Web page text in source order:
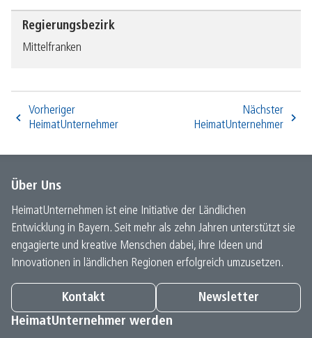
Regierungsbezirk
Mittelfranken
Vorheriger
HeimatUnternehmer
Nächster
HeimatUnternehmer
Über Uns
HeimatUnternehmen ist eine Initiative der Ländlichen
Entwicklung in Bayern. Seit mehr als zehn Jahren unterstützt sie
engagierte und kreative Menschen dabei, ihre Ideen und
Innovationen in ländlichen Regionen erfolgreich umzusetzen.
Kontakt
Newsletter
HeimatUnternehmer werden